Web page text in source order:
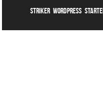
Striker WordPress